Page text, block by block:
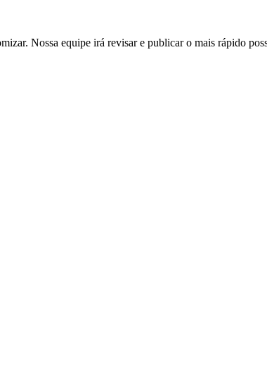
Nossa equipe irá revisar e publicar o mais rápido